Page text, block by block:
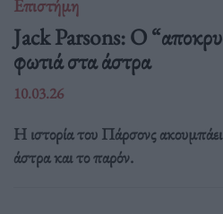
Επιστήμη
Jack Parsons: O
φωτιά στα άστρα
10.03.26
Η ιστορία του Πάρσονς
άστρα και το παρόν.